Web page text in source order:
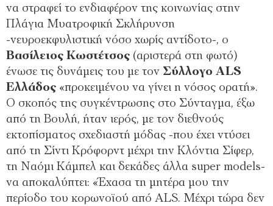
να στραφεί το ενδιαφέρον της κοινωνίας στην
Πλάγια Μυατροφική Σκλήρυνση
-νευροεκφυλιστική νόσο χωρίς αντίδοτο-, ο
Βασίλειος Κωστέτσος (αριστερά στη φωτό)
ένωσε τις δυνάμεις του με τον Σύλλογο ALS
Ελλάδος «προκειμένου να γίνει η νόσος ορατή».
Ο σκοπός της συγκέντρωσης στο Σύνταγμα, έξω
από τη Βουλή, ήταν ιερός, με τον διεθνούς
εκτοπίσματος σχεδιαστή μόδας -που έχει ντύσει
από τη Σίντι Κρόφορντ μέχρι την Κλόντια Σίφερ,
τη Ναόμι Κάμπελ και δεκάδες άλλα super models-
να αποκαλύπτει: «Έχασα τη μητέρα μου την
περίοδο του κορωνοϊού από ALS. Μέχρι τώρα δεν